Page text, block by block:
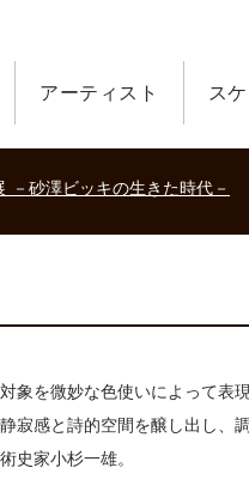
アーティスト ス
－砂澤ビッキの生きた時代－
象を微妙な色使いによって表現
寂感と詩的空間を醸し出し、
史家小杉一雄。